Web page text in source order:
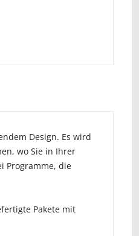
Design. Es wird
wo Sie in Ihrer
Programme, die
Pakete mit